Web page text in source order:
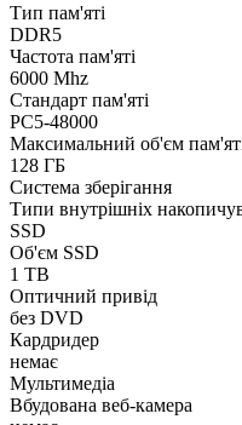
Тип пам'яті
DDR5
Частота пам'яті
6000 Mhz
Стандарт пам'яті
PC5-48000
Максимальний об'єм
128 ГБ
Система зберігання
Типи внутрішніх
SSD
Об'єм SSD
1 TB
Оптичний привід
без DVD
Кардридер
немає
Мультимедіа
Вбудована веб-камера